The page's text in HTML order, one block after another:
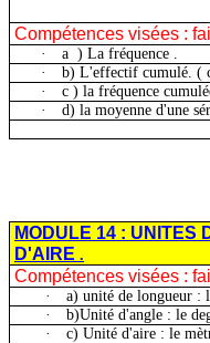
Compétences visées :
· a ) La fréquence .
·
b) L'effectif cumulé. (
·
c ) la fréquence
·
d) la moyenne d'une
MODULE 14 : UNITES
D'AIRE .
Compétences visées :
· a) unité de longueur :
·
b)Unité d'angle : le
·
c) Unité d'aire : le